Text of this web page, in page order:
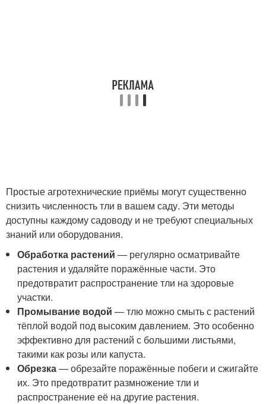
Простые агротехнические приёмы могут существенно
снизить численность тли в вашем саду. Эти методы
доступны каждому садоводу и не требуют специальных
знаний или оборудования.
Обработка растений — регулярно осматривайте
растения и удаляйте поражённые части. Это
предотвратит распространение тли на здоровые
участки.
Промывание водой — тлю можно смыть с растений
тёплой водой под высоким давлением. Это особенно
эффективно для растений с большими листьями,
такими как розы или капуста.
Обрезка— обрезайте поражённые побеги и сжигайте
их. Это предотвратит размножение тли и
распространение её на другие растения.